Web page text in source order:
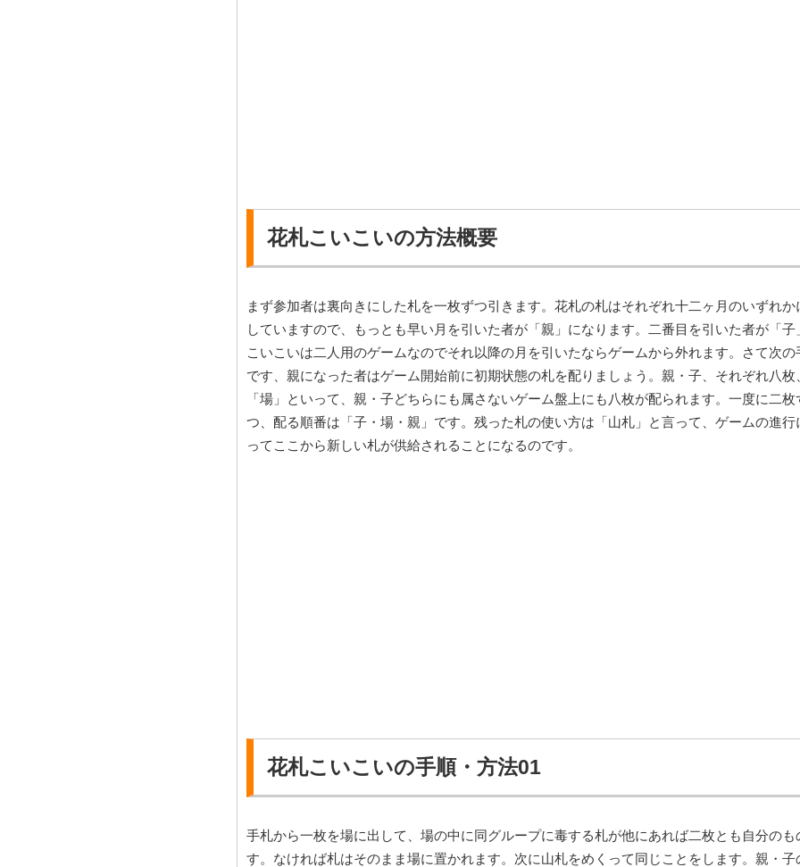
花札こいこいの方法概要
まず参加者は裏向きにした札を一枚ずつ引きます。花札の札はそれぞれ十二ヶ月のいずれか
していますので、もっとも早い月を引いた者が「親」になります。二番目を引いた者が「子
こいこいは二人用のゲームなのでそれ以降の月を引いたならゲームから外れます。さて次の
です、親になった者はゲーム開始前に初期状態の札を配りましょう。親・子、それぞれ八枚
「場」といって、親・子どちらにも属さないゲーム盤上にも八枚が配られます。一度に二枚
つ、配る順番は「子・場・親」です。残った札の使い方は「山札」と言って、ゲームの進行
ってここから新しい札が供給されることになるのです。
花札こいこいの手順・方法01
手札から一枚を場に出して、場の中に同グループに毒する札が他にあれば二枚とも自分のも
す。なければ札はそのまま場に置かれます。次に山札をめくって同じことをします。親・子